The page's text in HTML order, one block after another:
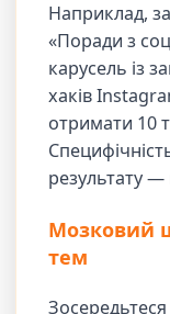
Наприклад,
«Поради з
карусель із
хаків
отримати 10
результату —
Мозковий
тем